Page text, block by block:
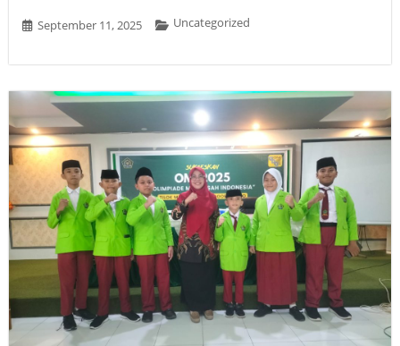
September 11, 2025 Uncategorized